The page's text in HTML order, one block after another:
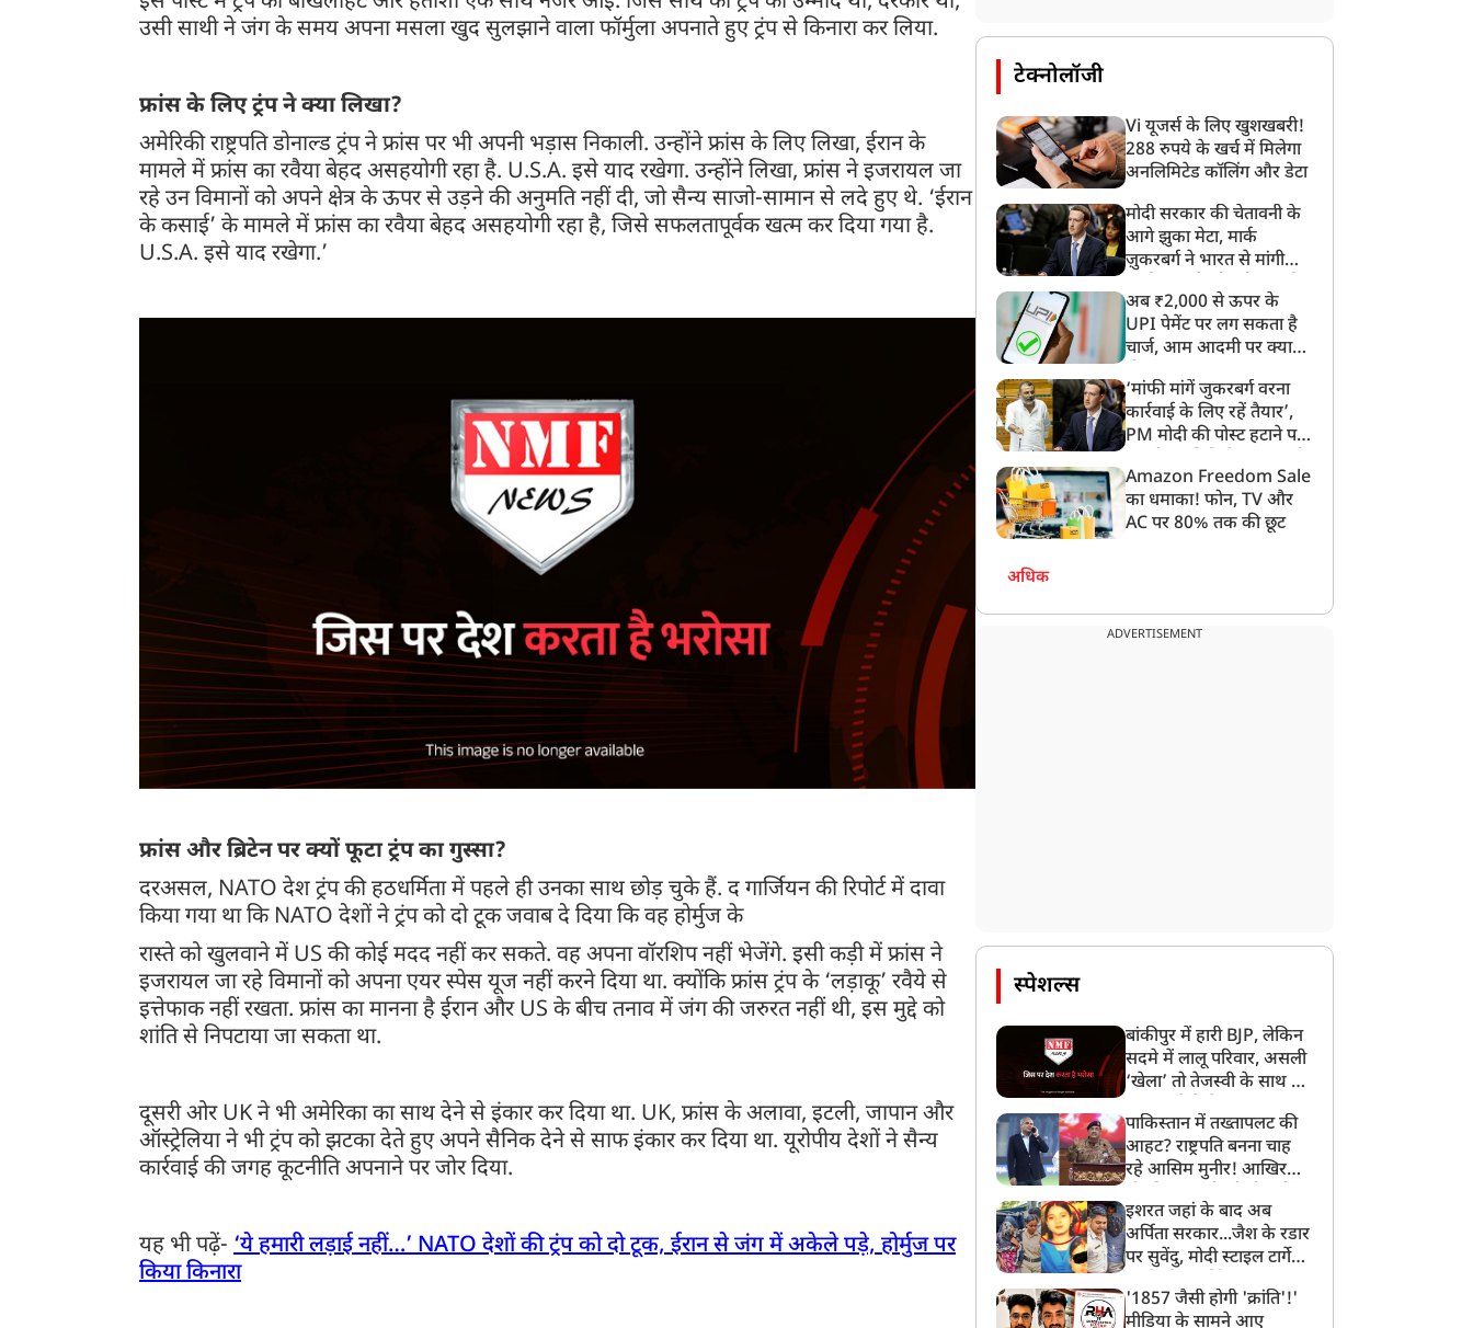
उसी साथी ने जंग के समय अपना मसला खुद सुलझाने वाला फॉर्मुला अपनाते हुए ट्रंप से किनारा कर लिया.
फ्रांस के लिए ट्रंप ने क्या लिखा?
अमेरिकी राष्ट्रपति डोनाल्ड ट्रंप ने फ्रांस पर भी अपनी भड़ास निकाली. उन्होंने फ्रांस के लिए लिखा, ईरान के
मामले में फ्रांस का रवैया बेहद असहयोगी रहा है. U.S.A. इसे याद रखेगा. उन्होंने लिखा, फ्रांस ने इजरायल जा
रहे उन विमानों को अपने क्षेत्र के ऊपर से उड़ने की अनुमति नहीं दी, जो सैन्य साजो-सामान से लदे हुए थे. ‘ईरान
के कसाई’ के मामले में फ्रांस का रवैया बेहद असहयोगी रहा है, जिसे सफलतापूर्वक खत्म कर दिया गया है.
U.S.A. इसे याद रखेगा.’
फ्रांस और ब्रिटेन पर क्यों फूटा ट्रंप का गुस्सा?
दरअसल, NATO देश ट्रंप की हठधर्मिता में पहले ही उनका साथ छोड़ चुके हैं. द गार्जियन की रिपोर्ट में दावा
किया गया था कि NATO देशों ने ट्रंप को दो टूक जवाब दे दिया कि वह होर्मुज के
रास्ते को खुलवाने में US की कोई मदद नहीं कर सकते. वह अपना वॉरशिप नहीं भेजेंगे. इसी कड़ी में फ्रांस ने
इजरायल जा रहे विमानों को अपना एयर स्पेस यूज नहीं करने दिया था. क्योंकि फ्रांस ट्रंप के ‘लड़ाकू’ रवैये से
इत्तेफाक नहीं रखता. फ्रांस का मानना है ईरान और US के बीच तनाव में जंग की जरुरत नहीं थी, इस मुद्दे को
शांति से निपटाया जा सकता था.
दूसरी ओर UK ने भी अमेरिका का साथ देने से इंकार कर दिया था. UK, फ्रांस के अलावा, इटली, जापान और
ऑस्ट्रेलिया ने भी ट्रंप को झटका देते हुए अपने सैनिक देने से साफ इंकार कर दिया था. यूरोपीय देशों ने सैन्य
कार्रवाई की जगह कूटनीति अपनाने पर जोर दिया.
यह भी पढ़ें- ‘ये हमारी लड़ाई नहीं…’ NATO देशों की ट्रंप को दो टूक, ईरान से जंग में अकेले पड़े, होर्मुज पर
किया किनारा
टेक्नोलॉजी
Vi यूजर्स के लिए खुशखबरी!
288 रुपये के खर्च में मिलेगा
अनलिमिटेड कॉलिंग और डेटा
मोदी सरकार की चेतावनी के
आगे झुका मेटा, मार्क
ज़ुकरबर्ग ने भारत से मांगी
अब ₹2,000 से ऊपर के
UPI पेमेंट पर लग सकता है
चार्ज, आम आदमी पर क्या
‘मांफी मांगें जुकरबर्ग वरना
कार्रवाई के लिए रहें तैयार’,
PM मोदी की पोस्ट हटाने पर
लगाई फटकार
Amazon Freedom Sale
का धमाका! फोन, TV और
AC पर 80% तक की छूट
अधिक
ADVERTISEMENT
स्पेशल्स
बांकीपुर में हारी BJP, लेकिन
सदमे में लालू परिवार, असली
‘खेला’ तो तेजस्वी के साथ हो
पाकिस्तान में तख्तापलट की
आहट? राष्ट्रपति बनना चाह
रहे आसिम मुनीर! आखिर
बनाया मोहरा?
इशरत जहां के बाद अब
अर्पिता सरकार...जैश के रडार
पर सुवेंदु, मोदी स्टाइल टार्गेट
बड़ा एक्शन!
'1857 जैसी होगी 'क्रांति'!'
मीडिया के सामने आए